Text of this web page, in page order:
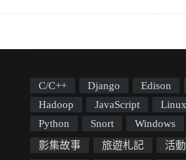
C/C++ Django Edison
Hadoop
JavaScript Linux
Python
Snort Windows
影集故事
旅遊札記
活